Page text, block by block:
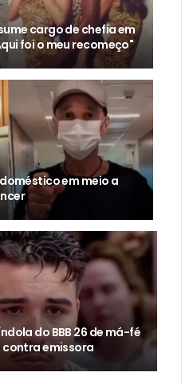
cargo de chefia em
foi o meu recomeço"
em meio a
do BBB 26 de má-fé
emissora